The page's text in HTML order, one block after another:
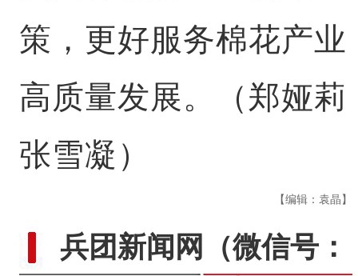
策，更好服务棉花产业
高质量发展。（郑娅莉
张雪凝）
【编辑：袁晶】
兵团新闻网
（微信号：